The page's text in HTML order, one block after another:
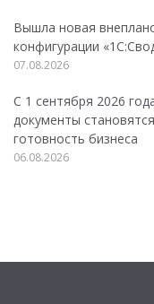
Вышла новая
конфигурации
07.08.2026
С 1 сентября 2026
документы
готовность бизнеса
06.08.2026